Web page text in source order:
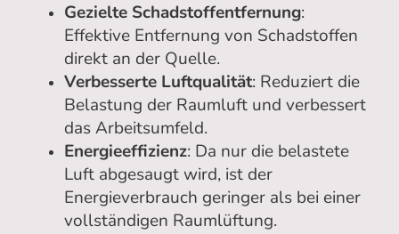
Gezielte Schadstoffentfernung:
Effektive Entfernung von Schadstoffen
direkt an der Quelle.
Verbesserte Luftqualität: Reduziert die
Belastung der Raumluft und verbessert
das Arbeitsumfeld.
Energieeffizienz: Da nur die belastete
Luft abgesaugt wird, ist der
Energieverbrauch geringer als bei einer
vollständigen Raumlüftung.